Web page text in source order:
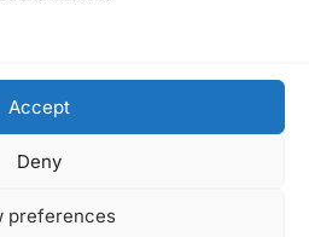
Accept
Deny
preferences
| Tipsa
| 2025 Alla rättigheter